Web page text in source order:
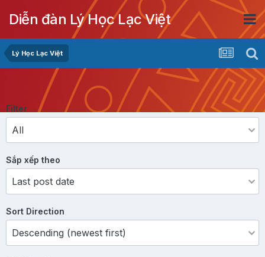
Diễn đàn Lý Học Lạc Việt
Lý Học Lạc Việt
Filter
Sắp xếp theo
Sort Direction